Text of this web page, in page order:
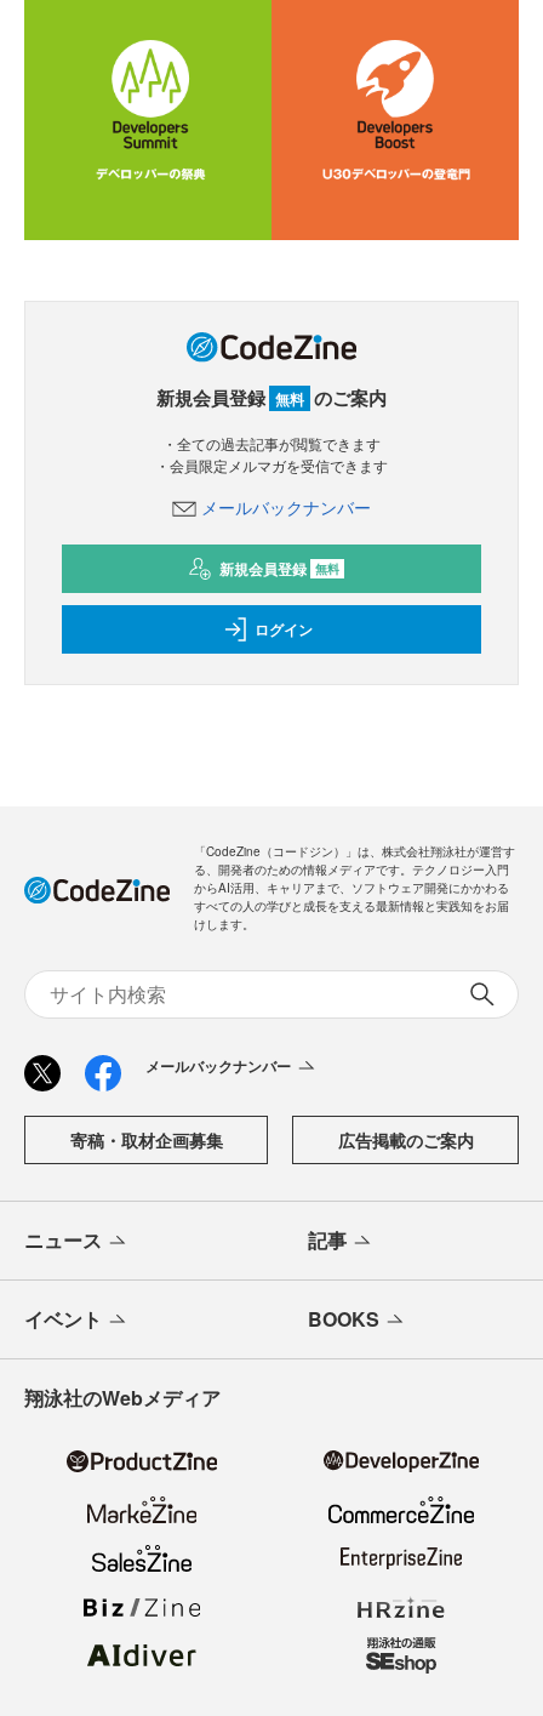
新規会員登録 無料 のご案内
・全ての過去記事が閲覧できます
・会員限定メルマガを受信できます
メールバックナンバー
新規会員登録 無料
ログイン
「CodeZine（コードジン）」は、株式会社翔泳社が運営す
る、開発者のための情報メディアです。テクノロジー入門
からAI活用、キャリアまで、ソフトウェア開発にかかわる
すべての人の学びと成長を支える最新情報と実践知をお届
けします。
メールバックナンバー
寄稿・取材企画募集 広告掲載のご案内
ニュース 記事
イベント BOOKS
翔泳社のWebメディア